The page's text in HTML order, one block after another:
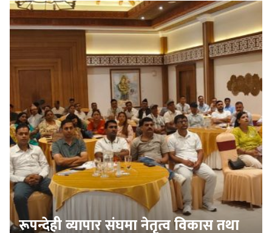
रूपन्देही व्यापार संघमा नेतृत्व विकास तथा